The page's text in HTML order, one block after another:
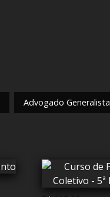
Advogado Generalista